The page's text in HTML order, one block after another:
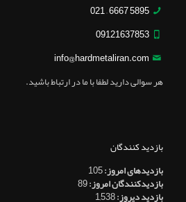
5895 6667 – 021
09121637853
info@hardmetaliran.com
هر سوالی دارید لطفا با ما در ارتباط باشید.
بازدید کنندگان
بازدیدهای امروز:105
بازدیدکنندگان امروز:89
بازدید دیروز:1,538